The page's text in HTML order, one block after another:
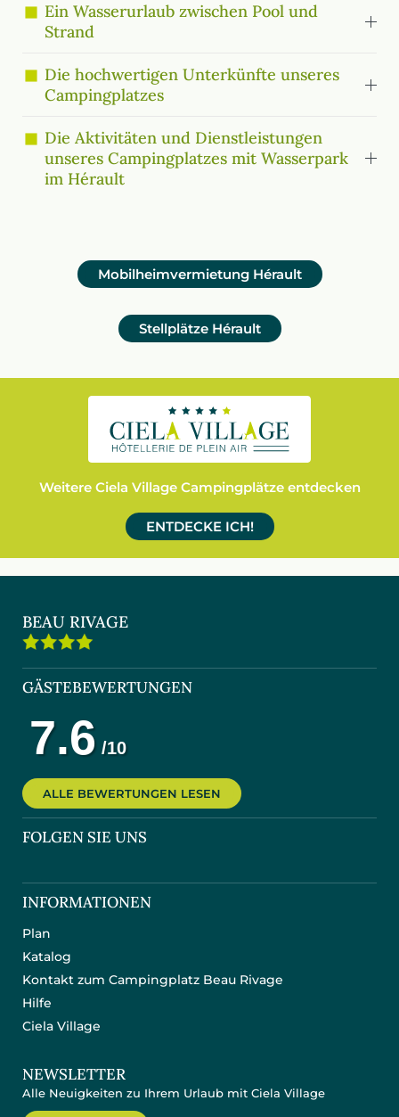
Ein Wasserurlaub zwischen Pool und
Strand
Die hochwertigen Unterkünfte unseres
Campingplatzes
Die Aktivitäten und Dienstleistungen
unseres Campingplatzes mit Wasserpark
im Hérault
MobilheimvermietungHérault
StellplätzeHérault
Weitere Ciela Village Campingplätze entdecken
ENTDECKE ICH!
BEAU RIVAGE
GÄSTEBEWERTUNGEN
ALLE BEWERTUNGEN LESEN
FOLGEN SIE UNS
INFORMATIONEN
Plan
Katalog
Kontakt zum Campingplatz Beau Rivage
Hilfe
Ciela Village
NEWSLETTER
Alle Neuigkeiten zu Ihrem Urlaub mit Ciela Village